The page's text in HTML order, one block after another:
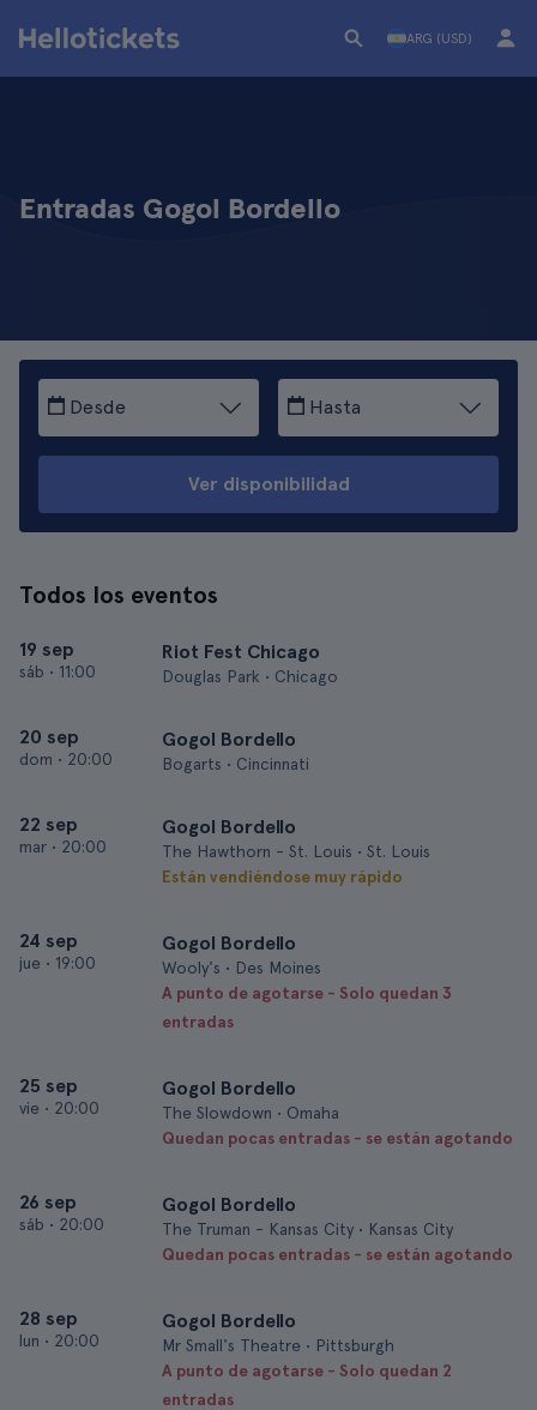
ARG (USD)
Entradas Gogol Bordello
Desde Hasta
Ver disponibilidad
Todos los eventos
19 sep
sáb • 11:00
Riot Fest Chicago
Douglas Park • Chicago
20 sep
dom • 20:00
Gogol Bordello
Bogarts • Cincinnati
22 sep
mar • 20:00
Gogol Bordello
The Hawthorn - St. Louis • St. Louis
Están vendiéndose muy rápido
24 sep
jue • 19:00
Gogol Bordello
Wooly's • Des Moines
A punto de agotarse - Solo quedan 3
entradas
25 sep
vie • 20:00
Gogol Bordello
The Slowdown • Omaha
Quedan pocas entradas - se están agotando
26 sep
sáb • 20:00
Gogol Bordello
The Truman - Kansas City • Kansas City
Quedan pocas entradas - se están agotando
28 sep
lun • 20:00
Gogol Bordello
Mr Small's Theatre • Pittsburgh
A punto de agotarse - Solo quedan 2
entradas